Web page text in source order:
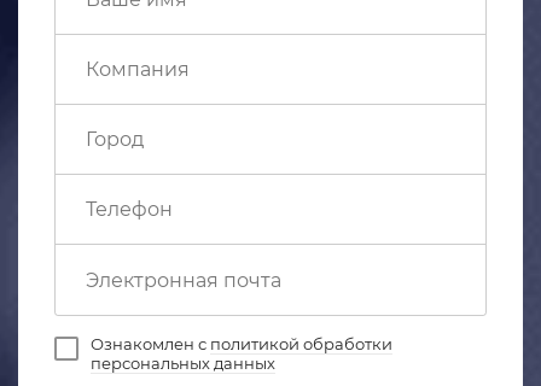
Ознакомлен с политикой обработки
персональных данных